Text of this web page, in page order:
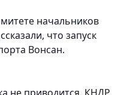
начальников
что запуск
Вонсан.